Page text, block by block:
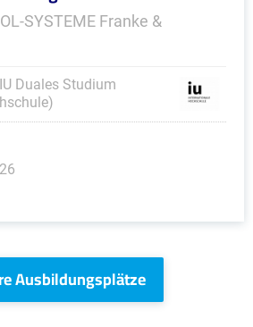
SYSTEME Franke &
Duales Studium
Ausbildungsplätze